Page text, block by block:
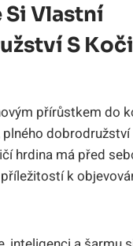
Vlastní
S
přírůstkem do
dobrodružství
hrdina má před
k